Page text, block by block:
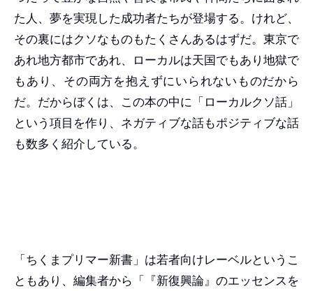
た人、夢を実現した成功者たちが登場する。けれど、
その裏にはクソなものもたくさんあるはずだ。東京で
あれ地方都市であれ、ローカルは天国でもあり地獄で
もあり、その両方を抱えずにいられないものだから
だ。だからぼくは、この本の中に「ローカルクソ話」
という項目を作り、ネガティブな話もポジティブな話
も数多く紹介している。
「ちくまプリマー新書」は若者向けレーベルというこ
ともあり、編集者から「『新復興論』のエッセンスを